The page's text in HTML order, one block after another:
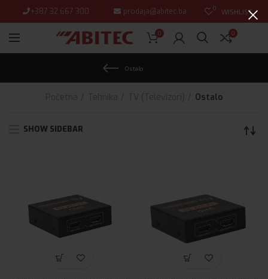
+387 32 667 300 prodaja@abitec.ba 0 WISHLIST
0 0
Ostalo
Ostalo
SHOW SIDEBAR